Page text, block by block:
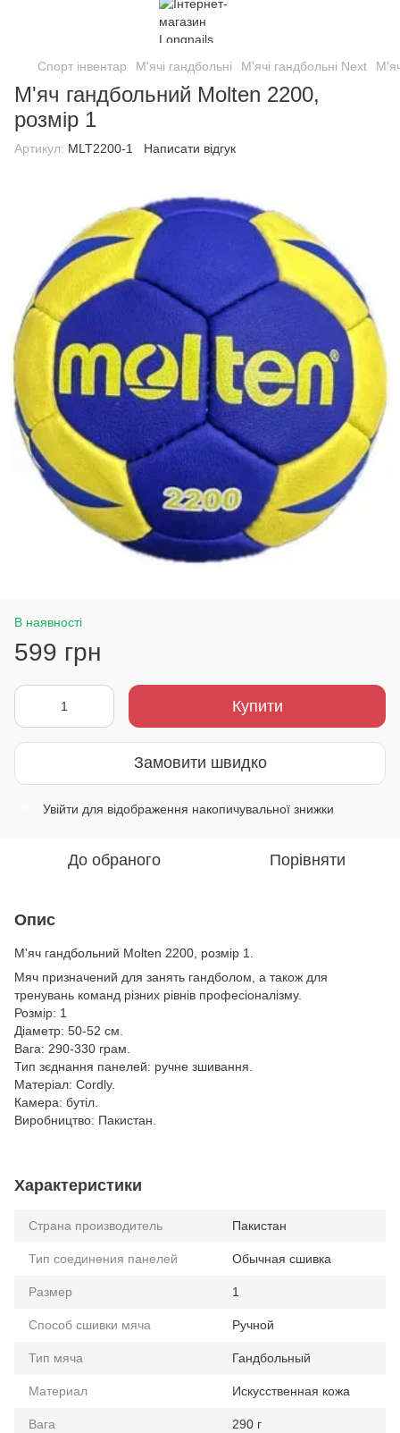
Спорт інвентар М'ячі гандбольні М'ячі гандбольні Next
М'яч гандбольний Molten 2200,
розмір 1
Артикул: MLT2200-1 Написати відгук
В наявності
599 грн
Купити
Замовити швидко
Увійти для відображення накопичувальної знижки
До обраного Порівняти
Опис
М'яч гандбольний Molten 2200, розмір 1.
Мяч призначений для занять гандболом, а також для
тренувань команд різних рівнів професіоналізму.
Розмір: 1
Діаметр: 50-52 см.
Вага: 290-330 грам.
Тип зєднання панелей: ручне зшивання.
Матеріал: Cordly.
Камера: бутіл.
Виробництво: Пакистан.
Характеристики
Страна производитель Пакистан
Тип соединения панелей Обычная сшивка
Размер 1
Способ сшивки мяча Ручной
Тип мяча Гандбольный
Материал Искусственная кожа
Вага 290 г